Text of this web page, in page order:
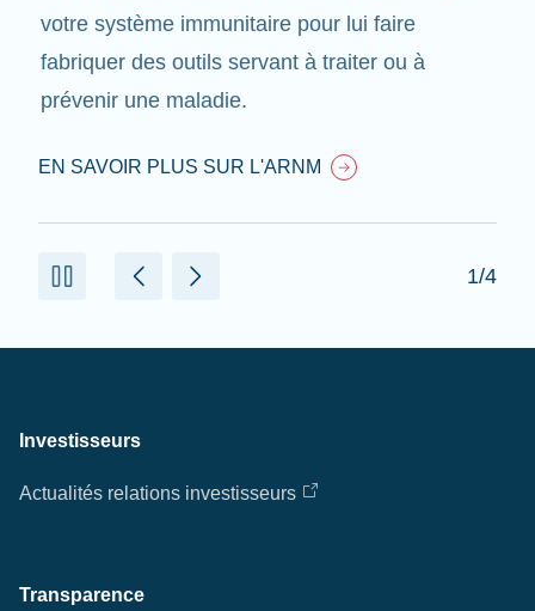
votre système immunitaire pour lui faire
fabriquer des outils servant à traiter ou à
prévenir une maladie.
EN SAVOIR PLUS SUR L'ARNM
1/4
Investisseurs
Actualités relations investisseurs
Transparence